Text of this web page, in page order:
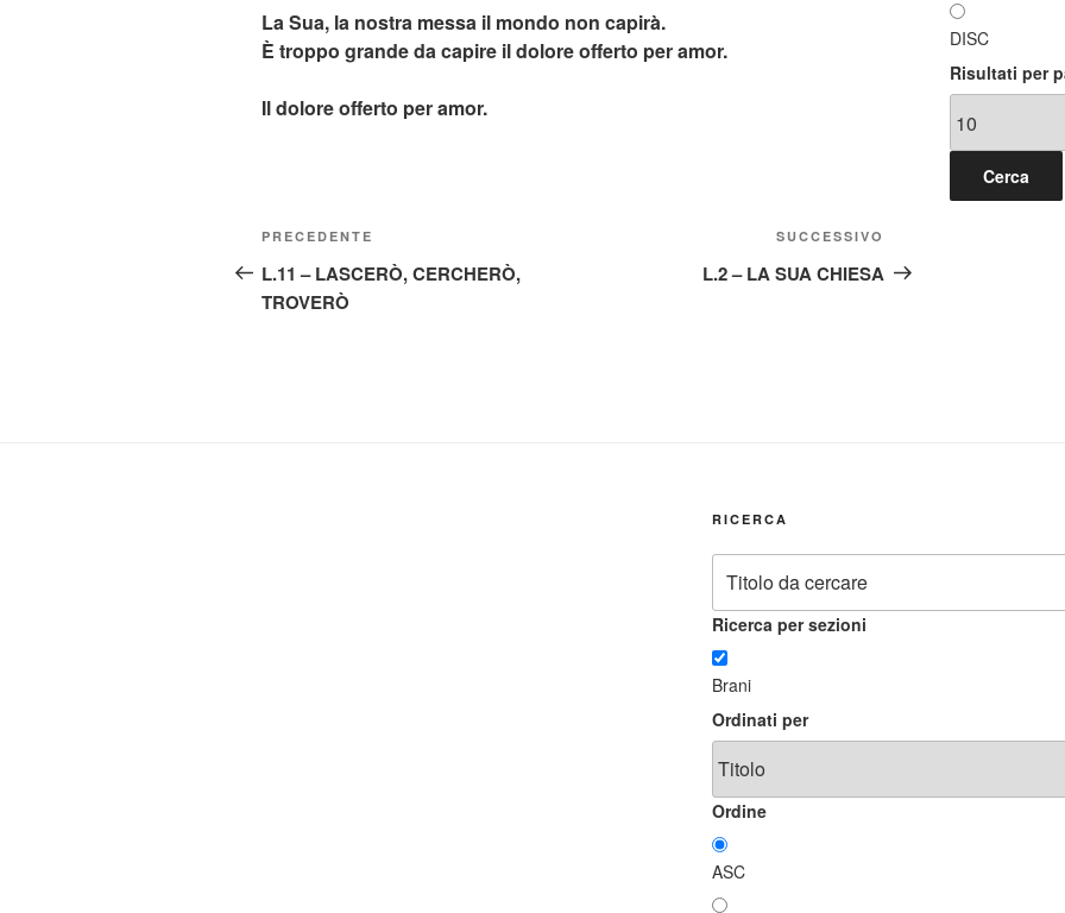
La Sua, la nostra messa il mondo non capirà.
È troppo grande da capire il dolore offerto per amor.
Il dolore offerto per amor.
Navigazione
articoli
Articolo
precedente:
PRECEDENTE
L.11 – LASCERÒ, CERCHERÒ,
TROVERÒ
successivo
SUCCESSIVO
L.2 – LA SUA CHIESA
DISC
Risultati per
RICERCA
Ricerca per sezioni
Brani
Ordinati per
Ordine
ASC